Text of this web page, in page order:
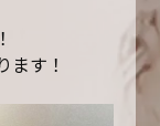
ます！